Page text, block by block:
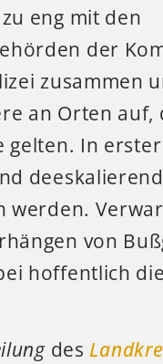
eng mit den
der
zusammen
an Orten auf,
gelten. In
deeskalierend
werden.
von
hoffentlich
des